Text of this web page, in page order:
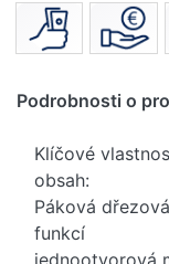
Podrobnosti o
Klíčové
obsah:
Páková
funkcí
jednootvorová